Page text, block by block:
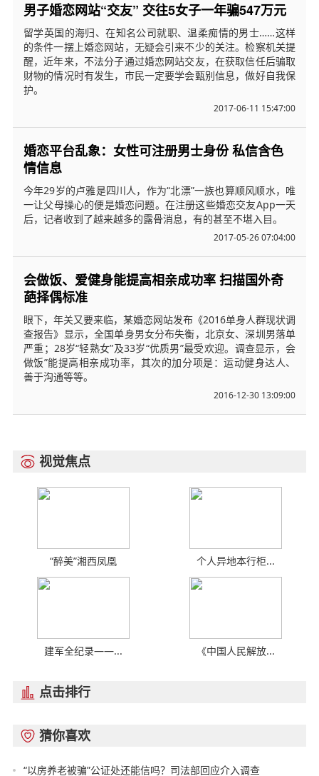
男子婚恋网站“交友” 交往5女子一年骗547万元
留学英国的海归、在知名公司就职、温柔痴情的男士……这样
的条件一摆上婚恋网站，无疑会引来不少的关注。检察机关提
醒，近年来，不法分子通过婚恋网站交友，在获取信任后骗取
财物的情况时有发生，市民一定要学会甄别信息，做好自我保
护。
2017-06-11 15:47:00
婚恋平台乱象：女性可注册男士身份 私信含色
情信息
今年29岁的卢雅是四川人，作为“北漂”一族也算顺风顺水，唯
一让父母操心的便是婚恋问题。在注册这些婚恋交友App一天
后，记者收到了越来越多的露骨消息，有的甚至不堪入目。
2017-05-26 07:04:00
会做饭、爱健身能提高相亲成功率 扫描国外奇
葩择偶标准
眼下，年关又要来临，某婚恋网站发布《2016单身人群现状调
查报告》显示，全国单身男女分布失衡，北京女、深圳男落单
严重；28岁“轻熟女”及33岁“优质男”最受欢迎。调查显示，会
做饭”能提高相亲成功率，其次的加分项是：运动健身达人、
善于沟通等等。
2016-12-30 13:09:00
 视觉焦点
“醉美”湘西凤凰 个人异地本行柜...
建军全纪录——... 《中国人民解放...
 点击排行
 猜你喜欢
“以房养老被骗”公证处还能信吗？司法部回应介入调查